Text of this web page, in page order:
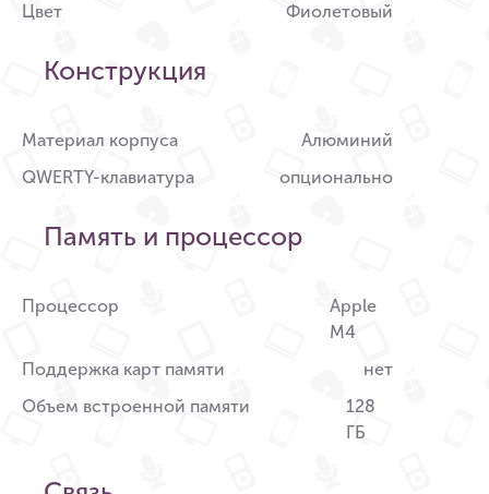
Цвет
Фиолетовый
Конструкция
Материал корпуса
Алюминий
QWERTY-клавиатура
опционально
Память и процессор
Процессор
Apple
M4
Поддержка карт памяти
нет
Объем встроенной памяти
128
ГБ